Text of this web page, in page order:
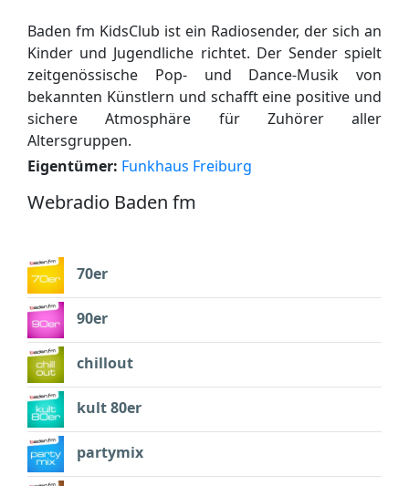
Baden fm KidsClub ist ein Radiosender, der sich an
Kinder und Jugendliche richtet. Der Sender spielt
zeitgenössische Pop- und Dance-Musik von
bekannten Künstlern und schafft eine positive und
sichere Atmosphäre für Zuhörer aller
Altersgruppen.
Eigentümer: Funkhaus Freiburg
Webradio Baden fm
70er
90er
chillout
kult 80er
partymix